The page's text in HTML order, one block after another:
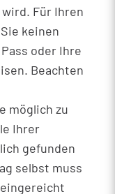
Für Ihren
keinen
oder Ihre
Beachten
möglich zu
Ihrer
gefunden
selbst muss